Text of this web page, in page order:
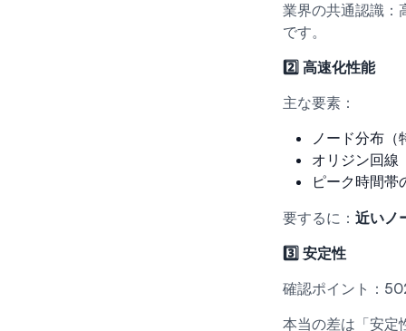
業界の共通認識：
です。
2️⃣ 高速化性能
主な要素：
ノード分布（
オリジン回線
ピーク時間帯
要するに： 近いノ
3️⃣ 安定性
確認ポイント：
本当の差は「安定